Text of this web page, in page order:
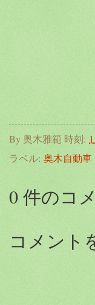
By奥木雅範 時刻:
ラベル: 奥木自動車
0 件のコ
コメント